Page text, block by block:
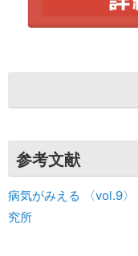
参考文献
病気がみえる 〈vol.9
究所